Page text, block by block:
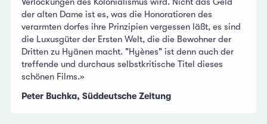
der alten Dame ist es, was die Honoratioren des
verarmten dorfes ihre Prinzipien vergessen läßt, es sind
die Luxusgüter der Ersten Welt, die die Bewohner der
Dritten zu Hyänen macht. "Hyènes" ist denn auch der
treffende und durchaus selbstkritische Titel dieses
schönen Films.»
Peter Buchka, Süddeutsche Zeitung